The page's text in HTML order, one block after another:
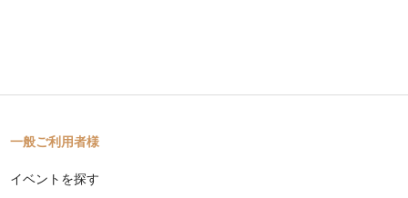
一般ご利用者様
イベントを探す